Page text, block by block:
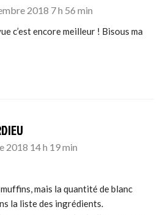
2018 7 h 56 min
c’est encore meilleur ! Bisous ma
2018 14 h 19 min
mais la quantité de blanc
la liste des ingrédients.